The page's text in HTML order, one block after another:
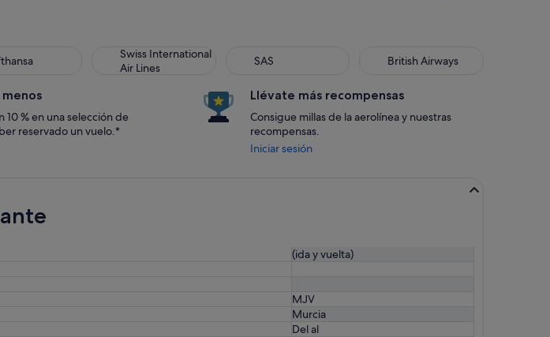
Swiss International
Air Lines
SAS British Airways
10 % en una selección de
reservado un vuelo.*
Llévate más recompensas
Consigue millas de la aerolínea y nuestras
recompensas.
Iniciar sesión
(ida y vuelta)
MJV
Murcia
Del al